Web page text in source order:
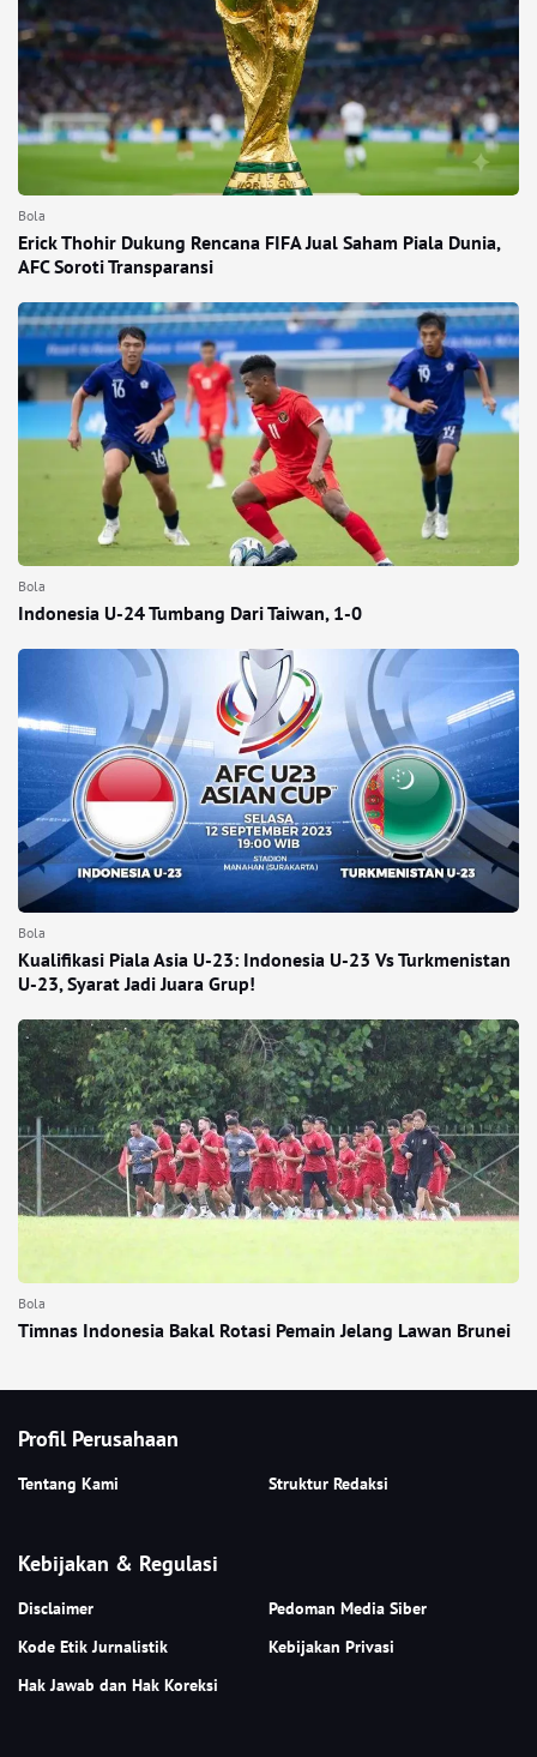
Bola
Erick Thohir Dukung Rencana FIFA Jual Saham Piala Dunia,
AFC Soroti Transparansi
Bola
Indonesia U-24 Tumbang Dari Taiwan, 1-0
Bola
Kualifikasi Piala Asia U-23: Indonesia U-23 Vs Turkmenistan
U-23, Syarat Jadi Juara Grup!
Bola
Timnas Indonesia Bakal Rotasi Pemain Jelang Lawan Brunei
Profil Perusahaan
Tentang Kami Struktur Redaksi
Kebijakan & Regulasi
Disclaimer
Pedoman Media Siber
Kode Etik Jurnalistik
Kebijakan Privasi
Hak Jawab dan Hak Koreksi